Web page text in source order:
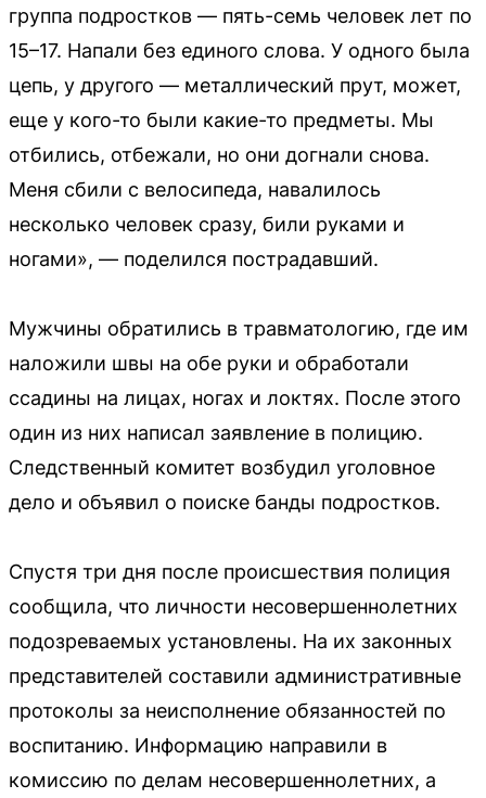
группа подростков — пять-семь человек лет по
15–17. Напали без единого слова. У одного была
цепь, у другого — металлический прут, может,
еще у кого-то были какие-то предметы. Мы
отбились, отбежали, но они догнали снова.
Меня сбили с велосипеда, навалилось
несколько человек сразу, били руками и
ногами», — поделился пострадавший.
Мужчины обратились в травматологию, где им
наложили швы на обе руки и обработали
ссадины на лицах, ногах и локтях. После этого
один из них написал заявление в полицию.
Следственный комитет возбудил уголовное
дело и объявил о поиске банды подростков.
Спустя три дня после происшествия полиция
сообщила, что личности несовершеннолетних
подозреваемых установлены. На их законных
представителей составили административные
протоколы за неисполнение обязанностей по
воспитанию. Информацию направили в
комиссию по делам несовершеннолетних, а